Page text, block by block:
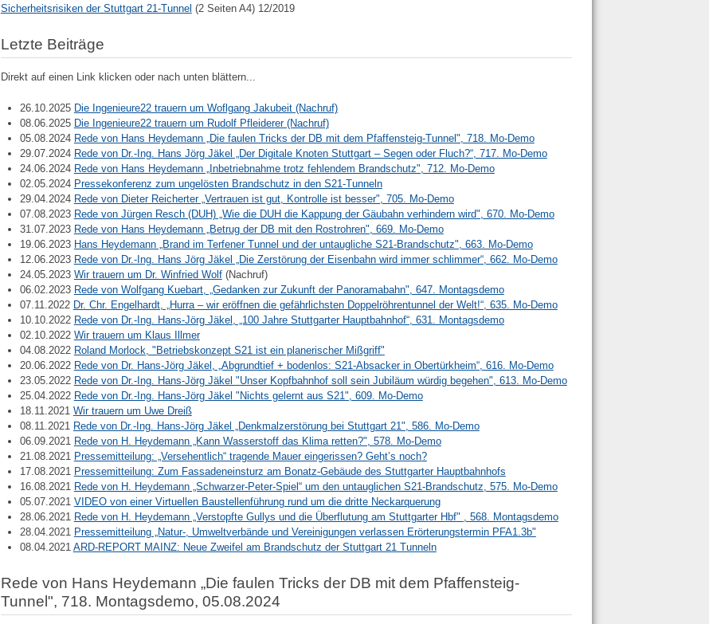
Sicherheitsrisiken der Stuttgart 21-Tunnel (2 Seiten A4) 12/2019
Letzte Beiträge
Direkt auf einen Link klicken oder nach unten blättern...
26.10.2025 Die Ingenieure22 trauern um Woflgang Jakubeit (Nachruf)
08.06.2025 Die Ingenieure22 trauern um Rudolf Pfleiderer (Nachruf)
05.08.2024 Rede von Hans Heydemann „Die faulen Tricks der DB mit dem Pfaffensteig-Tunnel", 718. Mo-Demo
29.07.2024 Rede von Dr.-Ing. Hans Jörg Jäkel „Der Digitale Knoten Stuttgart – Segen oder Fluch?“, 717. Mo-Demo
24.06.2024 Rede von Hans Heydemann „Inbetriebnahme trotz fehlendem Brandschutz", 712. Mo-Demo
02.05.2024 Pressekonferenz zum ungelösten Brandschutz in den S21-Tunneln
29.04.2024 Rede von Dieter Reicherter „Vertrauen ist gut, Kontrolle ist besser", 705. Mo-Demo
07.08.2023 Rede von Jürgen Resch (DUH) „Wie die DUH die Kappung der Gäubahn verhindern wird", 670. Mo-Demo
31.07.2023 Rede von Hans Heydemann „Betrug der DB mit den Rostrohren", 669. Mo-Demo
19.06.2023 Hans Heydemann „Brand im Terfener Tunnel und der untaugliche S21-Brandschutz", 663. Mo-Demo
12.06.2023 Rede von Dr.-Ing. Hans Jörg Jäkel „Die Zerstörung der Eisenbahn wird immer schlimmer“, 662. Mo-Demo
24.05.2023 Wir trauern um Dr. Winfried Wolf(Nachruf)
06.02.2023 Rede von Wolfgang Kuebart, „Gedanken zur Zukunft der Panoramabahn", 647. Montagsdemo
07.11.2022 Dr. Chr. Engelhardt, „Hurra – wir eröffnen die gefährlichsten Doppelröhrentunnel der Welt!“, 635. Mo-Demo
10.10.2022 Rede von Dr.-Ing. Hans-Jörg Jäkel, „100 Jahre Stuttgarter Hauptbahnhof“, 631. Montagsdemo
02.10.2022 Wir trauern um Klaus Illmer
04.08.2022 Roland Morlock, "Betriebskonzept S21 ist ein planerischer Mißgriff"
20.06.2022 Rede von Dr. Hans-Jörg Jäkel, „Abgrundtief + bodenlos: S21-Absacker in Obertürkheim“, 616. Mo-Demo
23.05.2022 Rede von Dr.-Ing. Hans-Jörg Jäkel "Unser Kopfbahnhof soll sein Jubiläum würdig begehen", 613. Mo-Demo
25.04.2022 Rede von Dr.-Ing. Hans-Jörg Jäkel "Nichts gelernt aus S21", 609. Mo-Demo
18.11.2021 Wir trauern um Uwe Dreiß
08.11.2021 Rede von Dr.-Ing. Hans-Jörg Jäkel „Denkmalzerstörung bei Stuttgart 21", 586. Mo-Demo
06.09.2021 Rede von H. Heydemann „Kann Wasserstoff das Klima retten?", 578. Mo-Demo
21.08.2021 Pressemitteilung: „Versehentlich“ tragende Mauer eingerissen? Geht’s noch?
17.08.2021 Pressemitteilung: Zum Fassadeneinsturz am Bonatz-Gebäude des Stuttgarter Hauptbahnhofs
16.08.2021 Rede von H. Heydemann „Schwarzer-Peter-Spiel“ um den untauglichen S21-Brandschutz, 575. Mo-Demo
05.07.2021 VIDEO von einer Virtuellen Baustellenführung rund um die dritte Neckarquerung
28.06.2021 Rede von H. Heydemann „Verstopfte Gullys und die Überflutung am Stuttgarter Hbf" , 568. Montagsdemo
28.04.2021 Pressemitteilung „Natur-, Umweltverbände und Vereinigungen verlassen Erörterungstermin PFA1.3b"
08.04.2021 ARD-REPORT MAINZ: Neue Zweifel am Brandschutz der Stuttgart 21 Tunneln
Rede von Hans Heydemann „Die faulen Tricks der DB mit dem Pfaffensteig-
Tunnel", 718. Montagsdemo, 05.08.2024